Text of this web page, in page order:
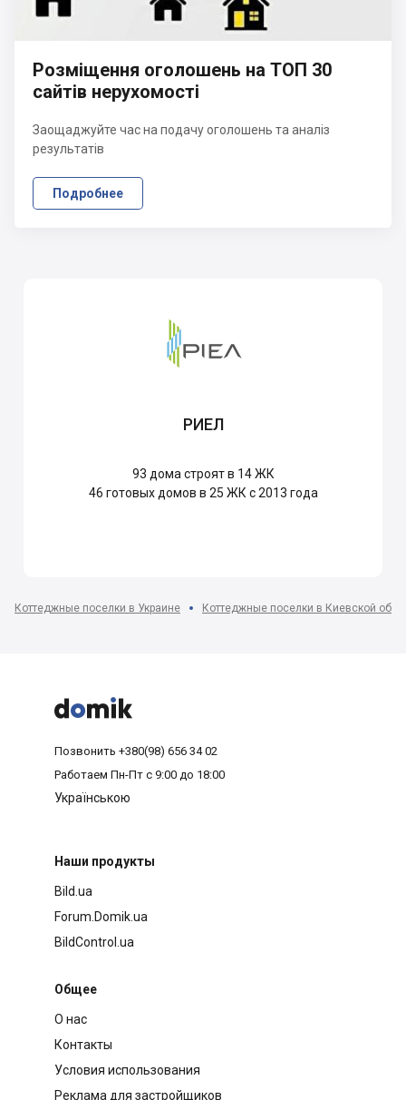
Розміщення оголошень на ТОП 30
сайтів нерухомості
Заощаджуйте час на подачу оголошень та аналіз
результатів
Подробнее
РИЕЛ
93 дома строят в 14 ЖК
46 готовых домов в 25 ЖК с 2013 года
Коттеджные поселки в Украине Коттеджные поселки в Киевской



Позвонить +380(98) 656 34 02
Работаем Пн-Пт с 9:00 до 18:00
Українською
Наши продукты
Bild.ua
Forum.Domik.ua
BildControl.ua
Общее
О нас
Контакты
Условия использования
Реклама для застройщиков